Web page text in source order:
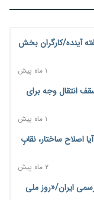
را از اتاق گرفت؛
مالی پروژه‌ها به
کالابرگ؛
آینده/کارگران بخش
۱ ماه پیش
سقف انتقال وجه برای
۱ ماه پیش
اصلاح ساختار، نقابِ
۲ ماه پیش
رسمی ایران/«روز ملی